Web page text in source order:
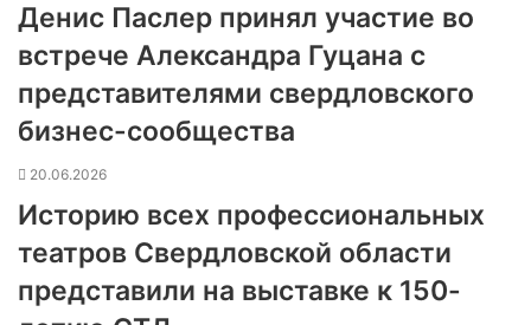
Денис Паслер принял участие во
встрече Александра Гуцана с
представителями свердловского
бизнес-сообщества
20.06.2026
Историю всех профессиональных
театров Свердловской области
представили на выставке к 150-